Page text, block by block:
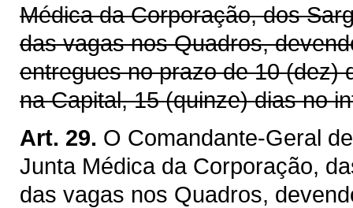
Médica da Corporação, dos
das vagas nos Quadros,
entregues no prazo de 10 (dez)
na Capital, 15 (quinze) dias no
Art. 29. O Comandante-Geral
Junta Médica da Corporação,
das vagas nos Quadros,